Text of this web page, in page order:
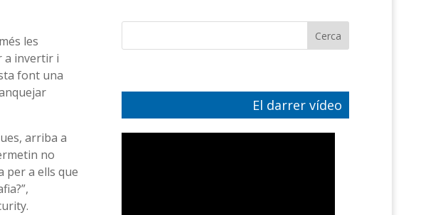
les
a invertir i
font una
arriba a
no
per a ells que
El darrer vídeo